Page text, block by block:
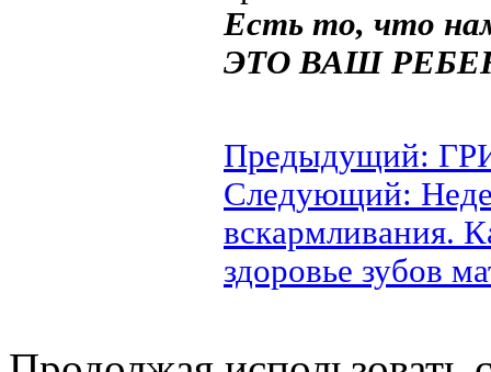
Есть то, что
ЭТО ВАШ
Предыдущий:
Следующий:
вскармливания.
здоровье зубов